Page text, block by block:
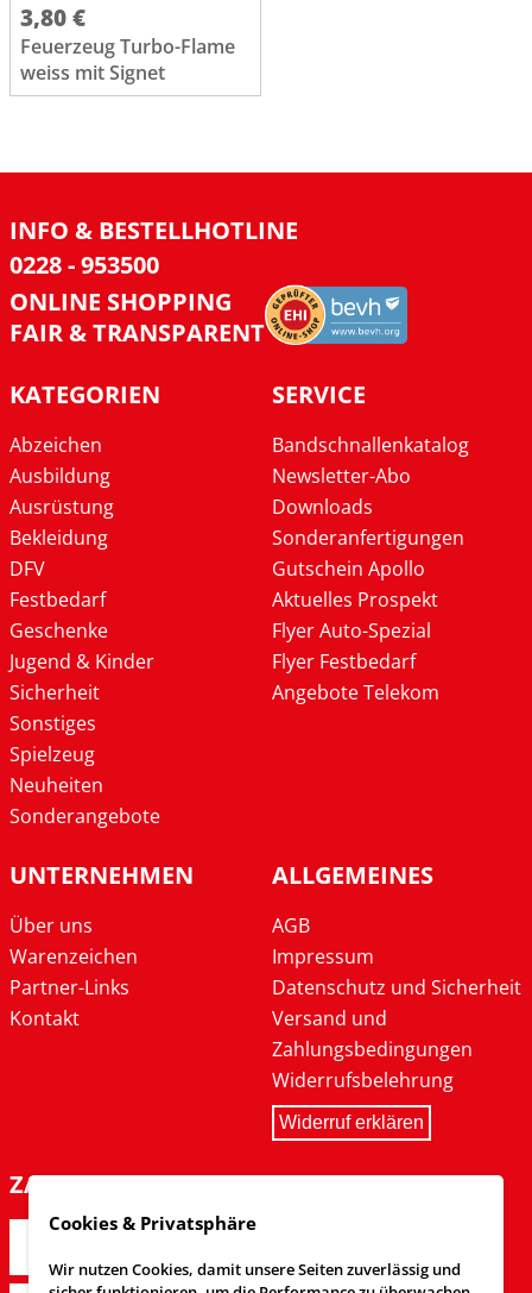
3,80 €
Feuerzeug Turbo-Flame
weiss mit Signet
INFO & BESTELLHOTLINE
0228 - 953500
ONLINE SHOPPING
FAIR & TRANSPARENT
KATEGORIEN
Abzeichen
Ausbildung
Ausrüstung
Bekleidung
DFV
Festbedarf
Geschenke
Jugend & Kinder
Sicherheit
Sonstiges
Spielzeug
Neuheiten
Sonderangebote
SERVICE
Bandschnallenkatalog
Newsletter-Abo
Downloads
Sonderanfertigungen
Gutschein Apollo
Aktuelles Prospekt
Flyer Auto-Spezial
Flyer Festbedarf
Angebote Telekom
UNTERNEHMEN
Über uns
Warenzeichen
Partner-Links
Kontakt
ALLGEMEINES
AGB
Impressum
Datenschutz und Sicherheit
Versand und
Zahlungsbedingungen
Widerrufsbelehrung
Widerruf erklären
ZAHLARTEN
Cookies & Privatsphäre
Wir nutzen Cookies, damit unsere Seiten zuverlässig und